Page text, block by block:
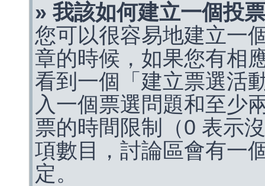
» 我該如何建立一個投
您可以很容易地建立一
章的時候，如果您有相
看到一個「建立票選活
入一個票選問題和至少
票的時間限制（0 表示
項數目，討論區會有一
定。